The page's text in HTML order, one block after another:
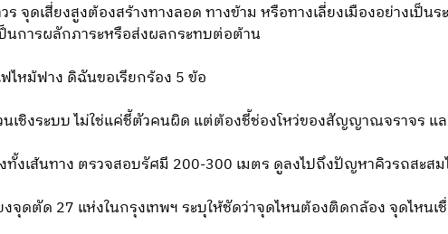
จุดเสี่ยงสูงต้องสร้างทางลอด ทางข้าม หรือทางเลี่ยงเมืองอย่างเป็
ป็นการผลักภาระหรือส่งผลกระทบต่อต้าน
ฟไหม้ฟาง ดิฉันขอเรียกร้อง 5 ข้อ
นเชิงระบบ ไม่ใช่แค่ชี้ตัวคนผิด แต่ต้องชี้ช่องโหว่ของสัญญาณจราจร
ทั้งเส้นทาง ตรวจสอบรัศมี 200-300 เมตร ดูลงไปถึงปัญหาคิวรถสะส
งจุดตัด 27 แห่งในกรุงเทพฯ ระบุให้ชัดว่าจุดไหนต้องติดกล้อง จุดไห